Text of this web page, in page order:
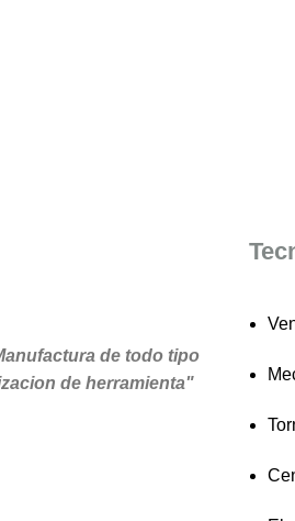
de todo tipo
de herramienta"